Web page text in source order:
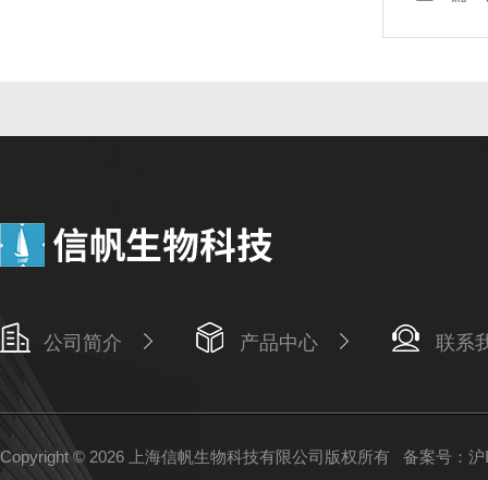
公司简介 产品中心 联系
Copyright © 2026 上海信帆生物科技有限公司版权所有 备案号：